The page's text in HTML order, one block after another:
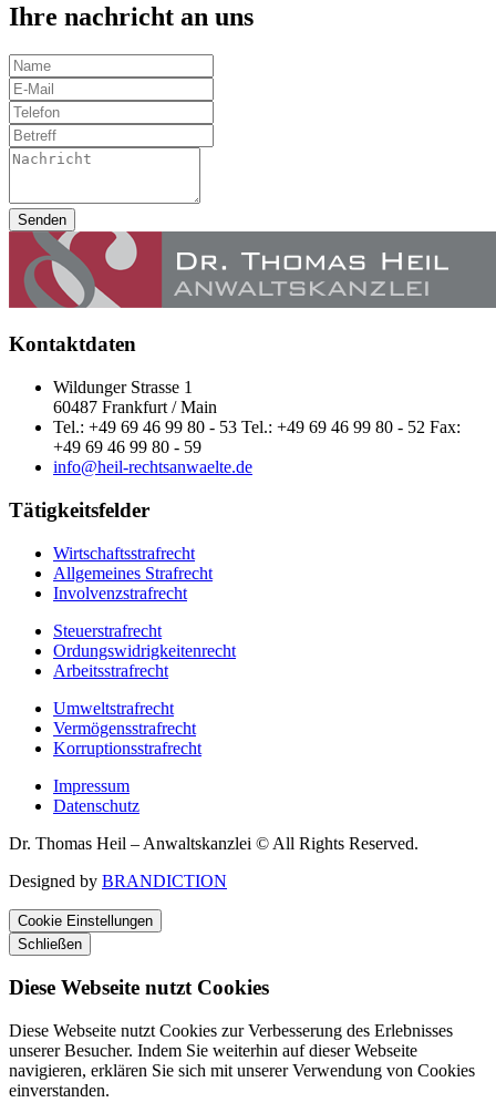
Ihre nachricht an uns
Senden
Kontaktdaten
Wildunger Strasse 1
60487 Frankfurt / Main
Tel.: +49 69 46 99 80 - 53 Tel.: +49 69 46 99 80 - 52 Fax:
+49 69 46 99 80 - 59
info@heil-rechtsanwaelte.de
Tätigkeitsfelder
Wirtschaftsstrafrecht
Allgemeines Strafrecht
Involvenzstrafrecht
Steuerstrafrecht
Ordungswidrigkeitenrecht
Arbeitsstrafrecht
Umweltstrafrecht
Vermögensstrafrecht
Korruptionsstrafrecht
Impressum
Datenschutz
Dr. Thomas Heil – Anwaltskanzlei © All Rights Reserved.
Designed by BRANDICTION
Cookie Einstellungen
Schließen
Diese Webseite nutzt Cookies
Diese Webseite nutzt Cookies zur Verbesserung des Erlebnisses
unserer Besucher. Indem Sie weiterhin auf dieser Webseite
navigieren, erklären Sie sich mit unserer Verwendung von Cookies
einverstanden.